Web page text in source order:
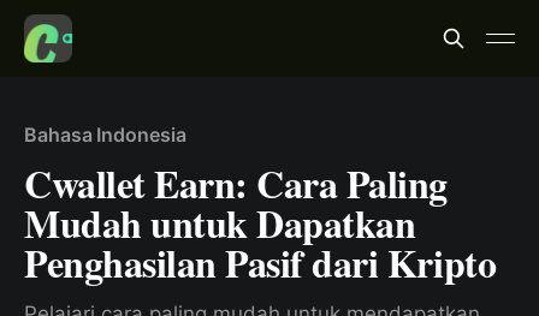
Bahasa Indonesia
Cwallet Earn: Cara Paling
Mudah untuk Dapatkan
Penghasilan Pasif dari Kripto